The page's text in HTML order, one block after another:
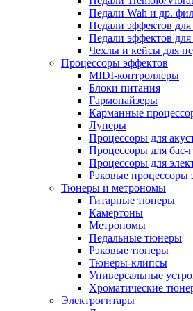
Педали Wah и др.
Педали эффектов для
Педали эффектов для
Чехлы и кейсы для
Процессоры эффектов
MIDI-контроллеры
Блоки питания
Гармонайзеры
Карманные
Луперы
Процессоры для
Процессоры для бас-
Процессоры для
Рэковые процессоры
Тюнеры и метрономы
Гитарные тюнеры
Камертоны
Метрономы
Педальные тюнеры
Рэковые тюнеры
Тюнеры-клипсы
Универсальные
Хроматические
Электрогитары